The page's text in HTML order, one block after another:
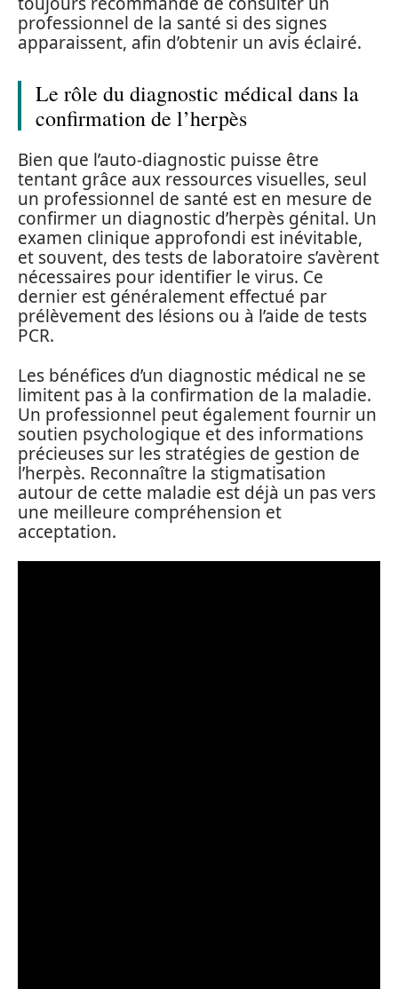
professionnel de la santé si des signes
apparaissent, afin d’obtenir un avis éclairé.
Le rôle du diagnostic médical dans la
confirmation de l’herpès
Bien que l’auto-diagnostic puisse être
tentant grâce aux ressources visuelles, seul
un professionnel de santé est en mesure de
confirmer un diagnostic d’herpès génital. Un
examen clinique approfondi est inévitable,
et souvent, des tests de laboratoire s’avèrent
nécessaires pour identifier le virus. Ce
dernier est généralement effectué par
prélèvement des lésions ou à l’aide de tests
PCR.
Les bénéfices d’un diagnostic médical ne se
limitent pas à la confirmation de la maladie.
Un professionnel peut également fournir un
soutien psychologique et des informations
précieuses sur les stratégies de gestion de
l’herpès. Reconnaître la stigmatisation
autour de cette maladie est déjà un pas vers
une meilleure compréhension et
acceptation.